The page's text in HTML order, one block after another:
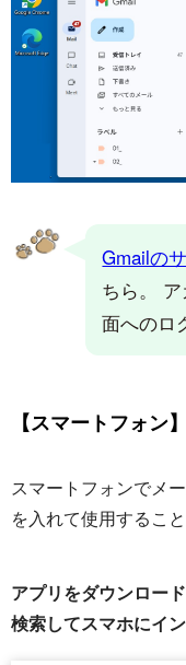
Gmailの
ちら。
面へのロ
【スマートフォン
スマートフォンでメ
を入れて使用すること
アプリをダウンロー
検索してスマホにイ